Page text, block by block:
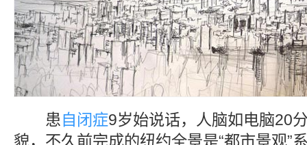
患自闭症9岁始说话，人脑如电脑20
貌，不久前完成的纽约全景是“都市景观